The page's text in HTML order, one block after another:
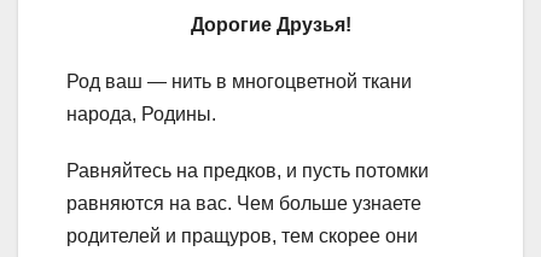
Дорогие Друзья!
Род ваш — нить в многоцветной ткани
народа, Родины.
Равняйтесь на предков, и пусть потомки
равняются на вас. Чем больше узнаете
родителей и пращуров, тем скорее они